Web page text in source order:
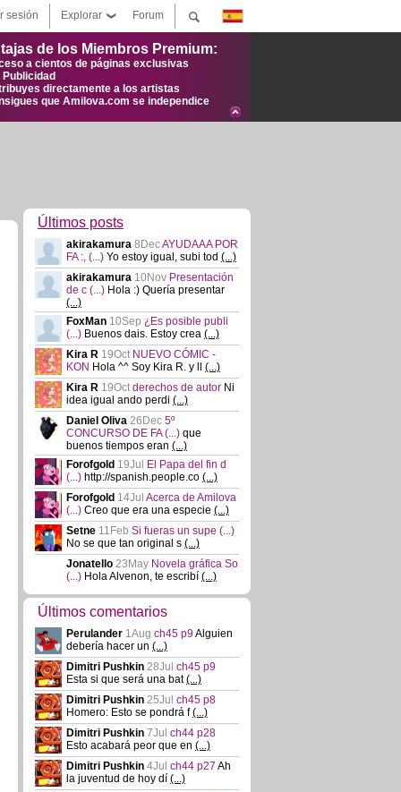
Forum
Explorar
sesión
de los Miembros Premium:
a cientos de páginas exclusivas
Publicidad
directamente a los artistas
que Amilova.com se independice
Últimos posts
akirakamura 8DecAYUDAAA POR
FA :, (...) Yo estoy igual, subi tod (...)
akirakamura 10Nov Presentación
de c (...) Hola :) Quería presentar
(...)
FoxMan 10Sep ¿Es posible publi
(...) Buenos dais. Estoy crea (...)
Kira R 19Oct NUEVO CÓMIC -
KON Hola ^^ Soy Kira R. y ll (...)
Kira R 19Oct derechos de autor Ni
idea igual ando perdi (...)
Daniel Oliva 26Dec 5º
CONCURSO DE FA(...) que
buenos tiempos eran (...)
Forofgold 19Jul
El Papa del fin d
(...) http://spanish.people.co (...)
Forofgold 14Jul Acerca de Amilova
(...) Creo que era una especie (...)
Setne 11Feb Si fueras un supe (...)
No se que tan original s (...)
Jonatello 23May Novela gráfica So
(...) Hola Alvenon, te escribí (...)
Últimos comentarios
Perulander 1Aug ch45 p9 Alguien
debería hacer un (...)
Dimitri Pushkin 28Jul ch45 p9
Esta si que será una bat(...)
Dimitri Pushkin 25Jul ch45 p8
Homero: Esto se pondrá f(...)
Dimitri Pushkin 7Jul ch44 p28
Esto acabará peor que en (...)
Dimitri Pushkin 4Jul ch44 p27 Ah
la juventud de hoy dí (...)